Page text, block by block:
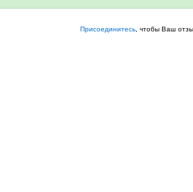
Присоединитесь , чтобы Ваш